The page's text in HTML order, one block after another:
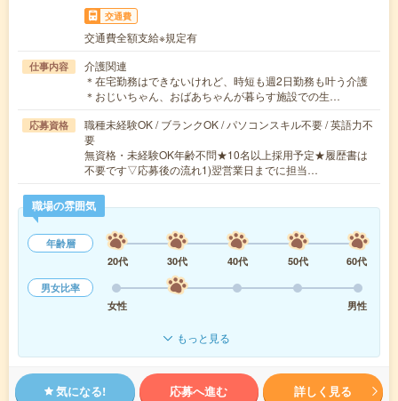
交通費
交通費全額支給※規定有
仕事内容
介護関連
＊在宅勤務はできないけれど、時短も週2日勤務も叶う介護
＊おじいちゃん、おばあちゃんが暮らす施設での生…
応募資格
職種未経験OK / ブランクOK / パソコンスキル不要 / 英語力不
要
無資格・未経験OK年齢不問★10名以上採用予定★履歴書は
不要です▽応募後の流れ1)翌営業日までに担当…
職場の雰囲気
年齢層
20代
30代 40代 50代
60代
男女比率
女性
男性
もっと見る
気になる! 応募へ進む 詳しく見る